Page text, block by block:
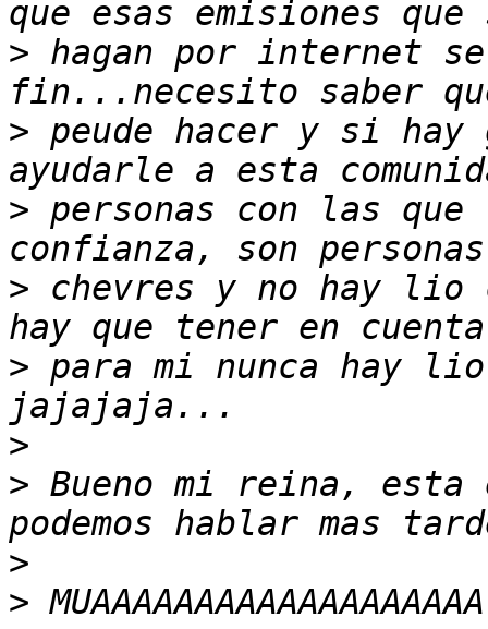
> hagan por internet
> peude hacer y si
> personas con las
> chevres y no hay
> para mi nunca hay
>
> Bueno mi reina,
>
>